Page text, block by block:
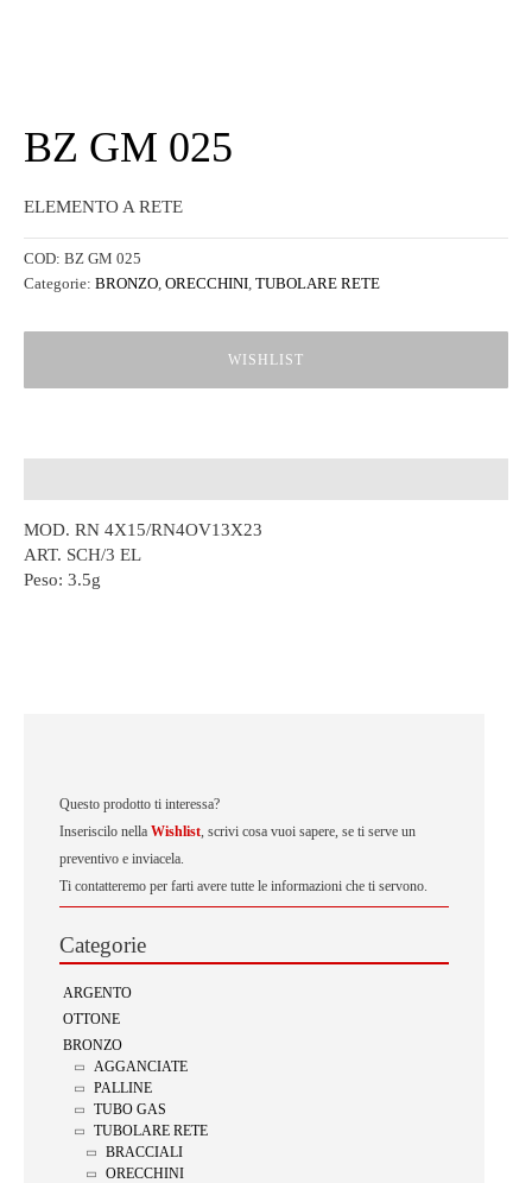
Questo prodotto ti interessa?
Inseriscilo nella Wishlist, scrivi cosa vuoi sapere, se ti serve un
preventivo e inviacela.
Ti contatteremo per farti avere tutte le informazioni che ti servono.
Categorie
ARGENTO
OTTONE
BRONZO
AGGANCIATE
PALLINE
TUBO GAS
TUBOLARE RETE
BRACCIALI
ORECCHINI
BZ GM 025
ELEMENTO A RETE
COD: BZ GM 025
Categorie: BRONZO, ORECCHINI, TUBOLARE RETE
WISHLIST
MOD. RN 4X15/RN4OV13X23
ART. SCH/3 EL
Peso: 3.5g